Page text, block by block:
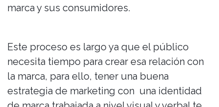
marca y sus consumidores.
Este proceso es largo ya que el público
necesita tiempo para crear esa relación con
la marca, para ello, tener una buena
estrategia de marketing con una identidad